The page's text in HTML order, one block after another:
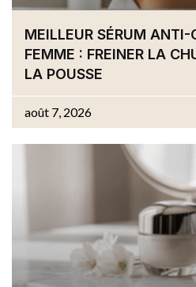
MEILLEUR SÉRUM
FEMME : FREINER LA
LA POUSSE
août 7, 2026